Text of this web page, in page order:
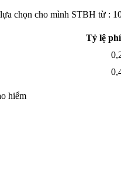
chọn cho mình STBH từ :
Tỷ lệ
hiểm